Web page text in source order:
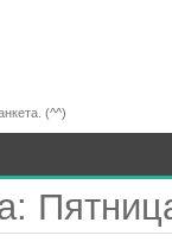
(^^)